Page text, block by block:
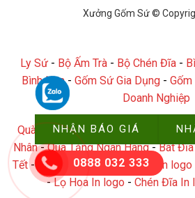
Xưởng Gốm Sứ ©
Ly Sứ - Bộ Ấm Trà - Bộ Chén Đĩa -
Bình Hoa- Gốm Sứ Gia Dụng-
Doanh Nghiệp
Quà Tặng Đại Hội-Quà Tặng Công
Nhân-Quà Tặng Ngân Hàng-Bát Đĩa
Tết - Ly Sứ In logo -Ấm chén In logo
-Lọ Hoa In logo - Chén Đĩa In
0888 032 333
NHẬN BÁO GIÁ